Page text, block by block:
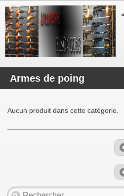
Armes de poing
Aucun produit dans cette catégorie.